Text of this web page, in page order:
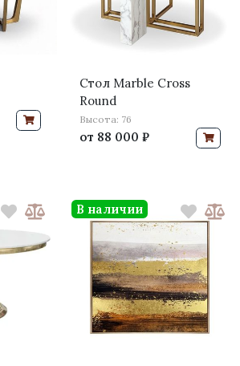
Стол Marble Cross
Round
Высота: 76
от 88 000 ₽
В наличии